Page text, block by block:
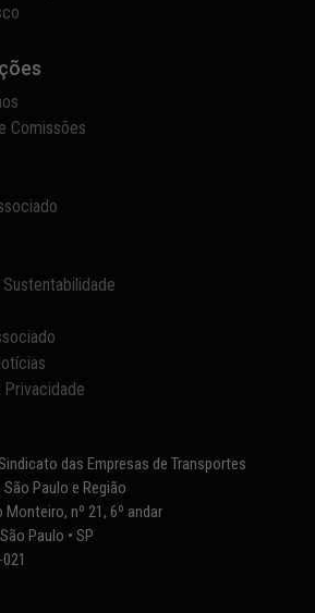
Comissões
das Empresas de Transportes
São Paulo e Região
Monteiro, nº 21, 6º andar
Paulo • SP